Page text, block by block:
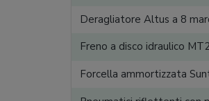
Deragliatore Altus a 8
Freno a disco idraulico
Forcella ammortizzata